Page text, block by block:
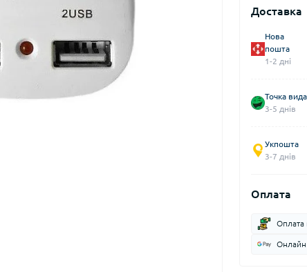
Доставка
Нова
пошта
1-2 дні
Точка
3-5 днів
Укпошта
3-7 днів
Оплата
Оплата
Онлайн